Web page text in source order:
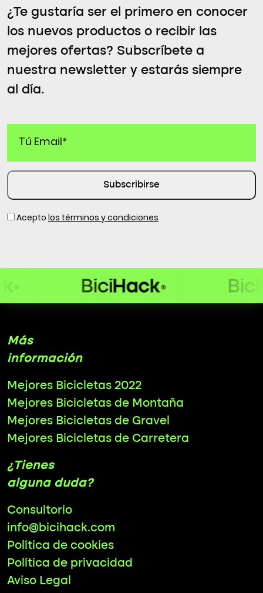
¿Te gustaría ser el primero en conocer
los nuevos productos o recibir las
mejores ofertas? Subscríbete a
nuestra newsletter y estarás siempre
al día.
Acepto los términos y condiciones
Más
información
Mejores Bicicletas 2022
Mejores Bicicletas de Montaña
Mejores Bicicletas de Gravel
Mejores Bicicletas de Carretera
¿Tienes
alguna duda?
Consultorio
info@bicihack.com
Política de cookies
Política de privacidad
Aviso Legal